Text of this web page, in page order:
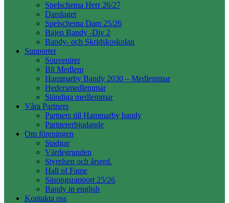
Spelschema Herr 26/27
Damlaget
Spelschema Dam 25/26
Bajen Bandy -Div 2
Bandy- och Skridskoskolan
Supporter
Souvenirer
Bli Medlem
Hammarby Bandy 2030 – Medlemmar
Hedersmedlemmar
Ständiga medlemmar
Våra Partners
Partners till Hammarby bandy
Partnererbjudande
Om föreningen
Stadgar
Värdegrunden
Styrelsen och årsred.
Hall of Fame
Säsongsrapport 25/26
Bandy in english
Kontakta oss